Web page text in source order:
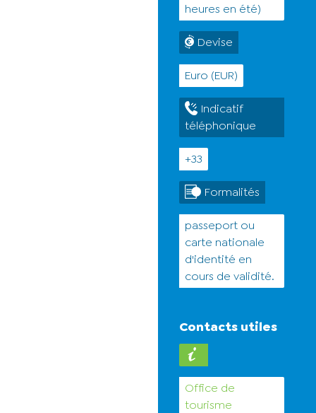
heures en été)
Devise
Euro (EUR)
Indicatif
téléphonique
+33
Formalités
passeport ou
carte nationale
d'identité en
cours de validité.
Contacts utiles
Office de
tourisme